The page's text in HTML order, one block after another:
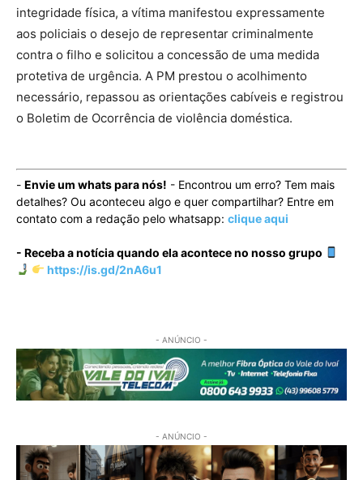
integridade física, a vítima manifestou expressamente
aos policiais o desejo de representar criminalmente
contra o filho e solicitou a concessão de uma medida
protetiva de urgência. A PM prestou o acolhimento
necessário, repassou as orientações cabíveis e registrou
o Boletim de Ocorrência de violência doméstica.
- Envie um whats para nós! - Encontrou um erro? Tem mais
detalhes? Ou aconteceu algo e quer compartilhar? Entre em
contato com a redação pelo whatsapp: clique aqui
- Receba a notícia quando ela acontece no nosso grupo
https://is.gd/2nA6u1
- ANÚNCIO -
- ANÚNCIO -